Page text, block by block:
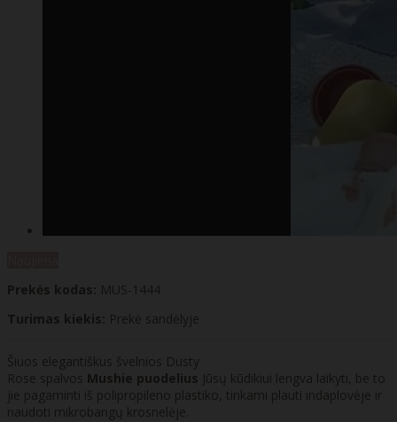
Prekės kodas: MUS-1444
Turimas kiekis: Prekė sandėlyje
Šiuos elegantiškus švelnios Dusty
Rose spalvos Mushie puodelius Jūsų kūdikiui lengva laikyti, be to
jie pagaminti iš polipropileno plastiko, tinkami plauti indaplovėje ir
naudoti mikrobangų krosnelėje.